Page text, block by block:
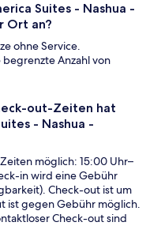
Suites - Nashua -
Ort an?
ohne Service.
Anzahl von
out-Zeiten hat
- Nashua -
möglich: 15:00 Uhr–
in wird eine Gebühr
Check-out ist um
ist gegen Gebühr möglich.
Check-out sind